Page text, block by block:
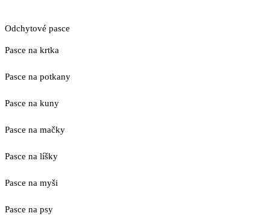
Odchytové pasce
Pasce na krtka
Pasce na potkany
Pasce na kuny
Pasce na mačky
Pasce na líšky
Pasce na myši
Pasce na psy